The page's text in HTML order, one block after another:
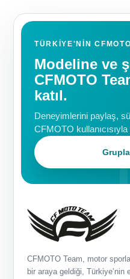
TÜRKIYE'NIN
Modeline ve
CFMOTO
katıl.
Deneyimlerini paylaş,
CFMOTO kullanıcısıyla
CFMOTO Team, motor
bir araya geldiği, Türkiye’nin